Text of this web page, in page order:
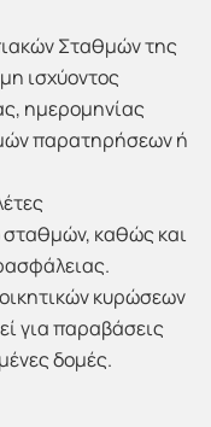
Σταθμών της
ισχύοντος
ημερομηνίας
παρατηρήσεων ή
καθώς και
κυρώσεων
για παραβάσεις
δομές.